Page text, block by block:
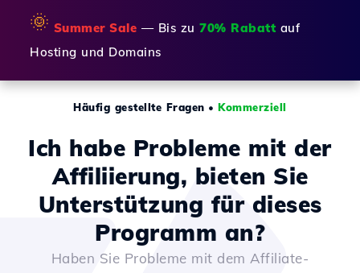
🌞 Summer Sale — Bis zu 70% Rabatt auf
Hosting und Domains
Häufig gestellte Fragen •Kommerziell
Ich habe Probleme mit der
Affiliierung, bieten Sie
Unterstützung für dieses
Programm an?
Haben Sie Probleme mit dem Affiliate-